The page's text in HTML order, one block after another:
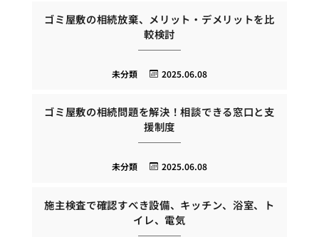
ゴミ屋敷の相続放棄、メリット・デメリットを比
較検討
2025.06.08
未分類
ゴミ屋敷の相続問題を解決！相談できる窓口と支
援制度
2025.06.08
未分類
施主検査で確認すべき設備、キッチン、浴室、ト
イレ、電気